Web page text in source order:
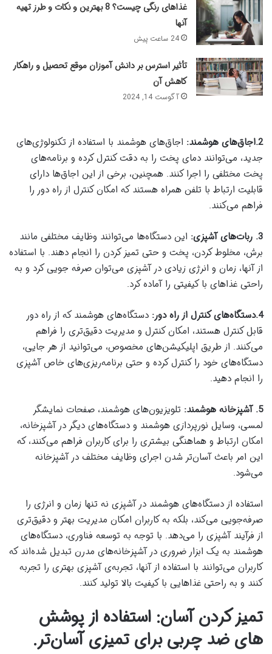
غذاهای رنگی چیست؟ 8 بهترین و نکات و طرز تهیه
آنها
24 ساعت پیش
تأثیر استرس بر دانش آموزان موقع تحصیل و راهکار
کاهش آن
آگوست 14, 2024
2.اجاق‌های هوشمند:
اجاق‌های هوشمند با استفاده از تکنولوژی‌های
جدید، می‌توانند دمای پخت را به دقت کنترل کرده و برنامه‌های
پخت مختلفی را اجرا کنند. همچنین، برخی از این اجاق‌ها دارای
قابلیت ارتباط با تلفن همراه هستند که امکان کنترل از راه دور را
فراهم می‌کنند.
3. ربات‌های آشپزی:
این دستگاه‌ها می‌توانند وظایف مختلفی مانند
برش، مخلوط کردن، پخت و حتی تمیز کردن را انجام دهند. با استفاده
از آنها، زمان و انرژی زیادی در آشپزی می‌توان صرفه جویی کرد و به
راحتی غذاهای با کیفیتی را آماده کرد.
4.دستگاه‌های کنترل از راه دور:
دستگاه‌های هوشمند که از راه دور
قابل کنترل هستند، امکان کنترل و مدیریت دقیق‌تری را فراهم
می‌کنند. از طریق اپلیکیشن‌های مخصوص، می‌توانید از هر جایی،
دستگاه‌های خود را کنترل کرده و حتی برنامه‌ریزی‌های خاص آشپزی
را انجام دهید.
5. آشپزخانه هوشمند:
تلویزیون‌های هوشمند، صفحات نمایشگر
لمسی، وسایل نورپردازی هوشمند و دستگاه‌های دیگر در آشپزخانه،
امکان ارتباط و هماهنگی بیشتری را برای کاربران فراهم می‌کنند، که
این امر باعث آسان‌تر شدن اجرای وظایف مختلف در آشپزخانه
می‌شود.
استفاده از دستگاه‌های هوشمند در آشپزی نه تنها زمان و انرژی را
صرفه‌جویی می‌کند، بلکه به کاربران امکان مدیریت بهتر و دقیق‌تری
از فرآیند آشپزی را می‌دهد. با توجه به توسعه فناوری، دستگاه‌های
هوشمند به یک ابزار ضروری در آشپزخانه‌های مدرن تبدیل شده‌اند که
کاربران می‌توانند با استفاده از آنها، تجربه‌ی آشپزی بهتری را تجربه
کنند و به راحتی غذاهایی با کیفیت بالا تولید کنند.
تمیز کردن آسان: استفاده از پوشش
های ضد چربی برای تمیزی آسان‌تر.